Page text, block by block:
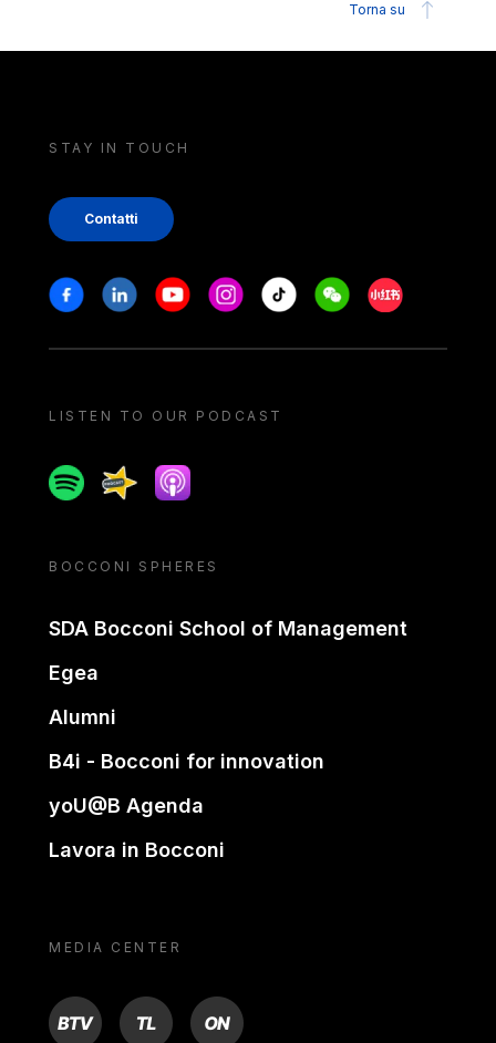
Torna su
STAY IN TOUCH
Contatti
Stay in touch
FacebookLinkedinYoutubeInstagram
Tiktok WeechatXiaohongshu/
LISTEN TO OUR PODCAST
SpotifySpreakerApple podcast
BOCCONI SPHERES
SDA Bocconi School of Management
Egea
Alumni
B4i - Bocconi for innovation
yoU@B Agenda
Lavora in Bocconi
MEDIA CENTER
BTV TL ON